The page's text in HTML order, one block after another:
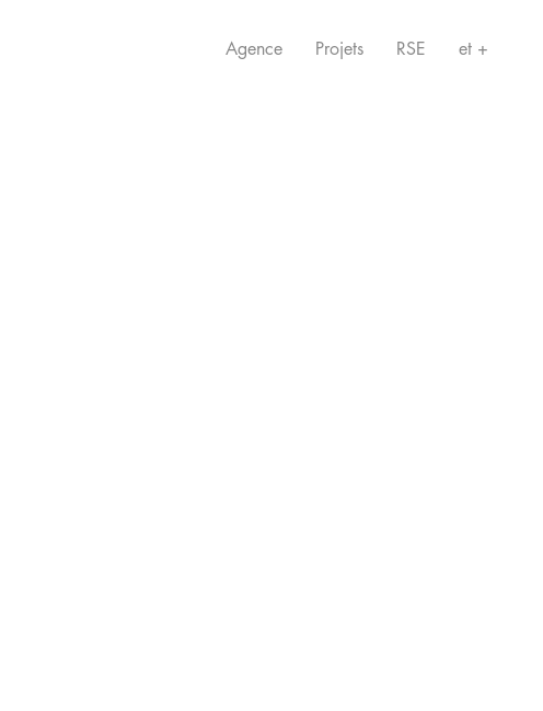
Agence Projets RSE et +